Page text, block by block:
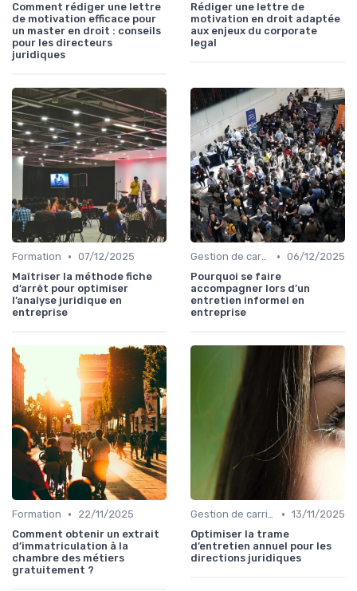
Comment rédiger une lettre
de motivation efficace pour
un master en droit : conseils
pour les directeurs
juridiques
Rédiger une lettre de
motivation en droit adaptée
aux enjeux du corporate
legal
Formation • 07/12/2025
Maîtriser la méthode fiche
d’arrêt pour optimiser
l’analyse juridique en
entreprise
Gestion de carrière • 06/12/2025
Pourquoi se faire
accompagner lors d’un
entretien informel en
entreprise
Formation •
22/11/2025
Comment obtenir un extrait
d’immatriculation à la
chambre des métiers
gratuitement ?
Gestion de carrière • 13/11/2025
Optimiser la trame
d’entretien annuel pour les
directions juridiques